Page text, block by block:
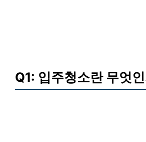
Q1: 입주청소란 무엇